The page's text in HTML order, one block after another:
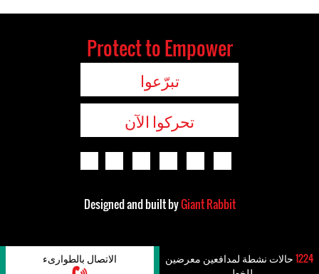
Protect to Empower
تبرّعوا
تحركوا الآن
Designed and built byGiant Rabbit
الاتصال بالطوارىء 1224حالات نشطة لمدافعين معرضين